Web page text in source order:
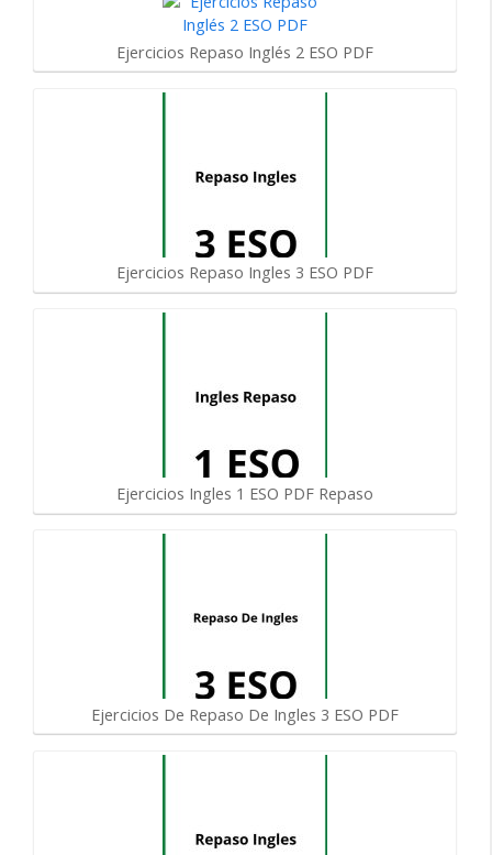
Ejercicios Repaso Inglés 2 ESO PDF
Ejercicios Repaso Ingles 3 ESO PDF
Ejercicios Ingles 1 ESO PDF Repaso
Ejercicios De Repaso De Ingles 3 ESO PDF